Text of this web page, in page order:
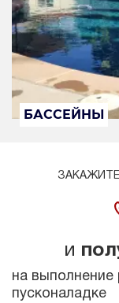
БАССЕЙНЫ
и
на
пусконаладке